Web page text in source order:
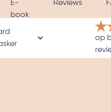
E-
book
Reviews
voor Hoezen & Satijnen
Toon submenu
op